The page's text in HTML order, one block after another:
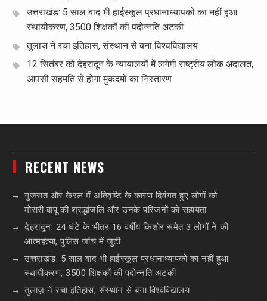
उत्तराखंड: 5 साल बाद भी हाईस्कूल प्रधानाध्यापकों का नहीं हुआ
स्थायीकरण, 3500 शिक्षकों की पदोन्नति अटकी
तुलाज़ ने रचा इतिहास, संस्थान से बना विश्वविद्यालय
12 सितंबर को देहरादून के न्यायालयों में लगेगी राष्ट्रीय लोक अदालत,
आपसी सहमति से होगा मुकदमों का निस्तारण
RECENT NEWS
गुजरात और केरल में अतिवृष्टि के कारण दिवंगत हुए लोगों को
मोरारी बापू की श्रद्धांजलि और उनके परिजनों को सहायता
देहरादून: 24 घंटे के भीतर 16 वर्षीय किशोर समेत 3 लोगों ने की
आत्महत्या, पुलिस जांच में जुटी
उत्तराखंड: 5 साल बाद भी हाईस्कूल प्रधानाध्यापकों का नहीं हुआ
स्थायीकरण, 3500 शिक्षकों की पदोन्नति अटकी
तुलाज़ ने रचा इतिहास, संस्थान से बना विश्वविद्यालय